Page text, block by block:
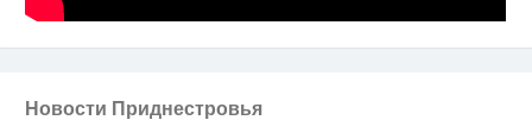
Новости Приднестровья